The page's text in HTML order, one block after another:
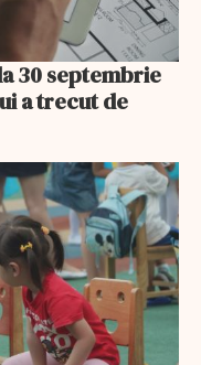
30 septembrie
a trecut de